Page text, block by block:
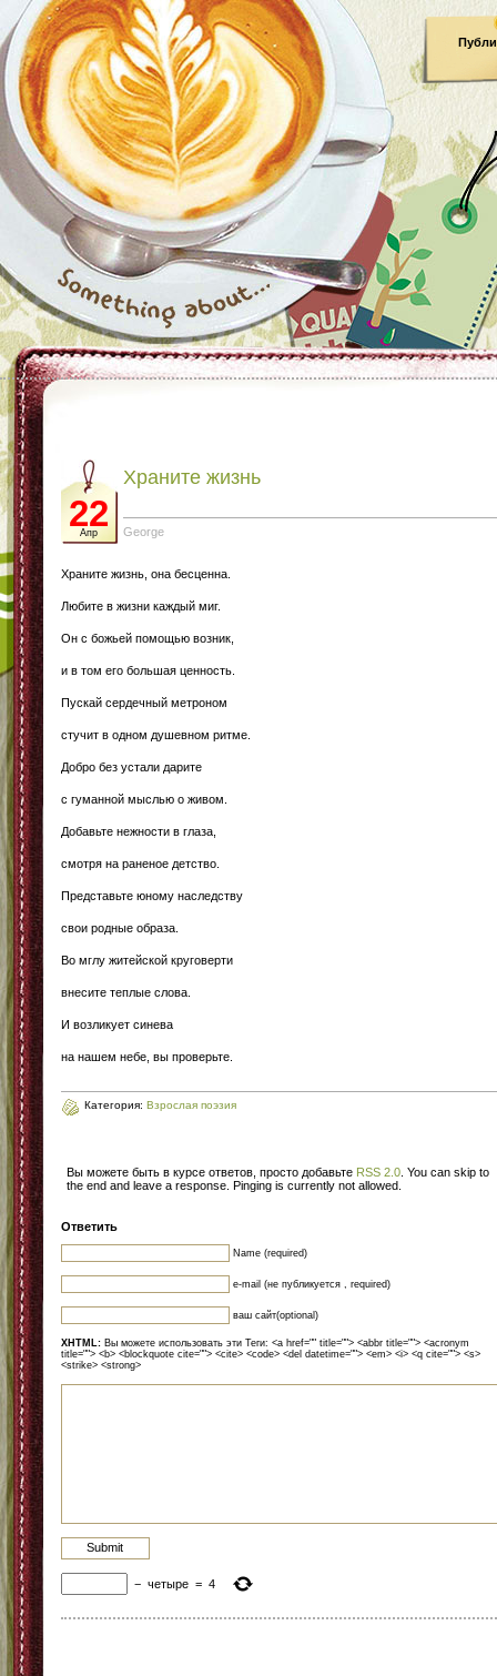
22
Апр
Храните жизнь
George
Храните жизнь, она бесценна.
Любите в жизни каждый миг.
Он с божьей помощью возник,
и в том его большая ценность.
Пускай сердечный метроном
стучит в одном душевном ритме.
Добро без устали дарите
с гуманной мыслью о живом.
Добавьте нежности в глаза,
смотря на раненое детство.
Представьте юному наследству
свои родные образа.
Во мглу житейской круговерти
внесите теплые слова.
И возликует синева
на нашем небе, вы проверьте.
Категория: Взрослая поэзия
Вы можете быть в курсе ответов, просто добавьте RSS 2.0 . You can skip to
the end and leave a response. Pinging is currently not allowed.
Ответить
Name (required)
e-mail (не публикуется , required)
ваш сайт(optional)
XHTML: Вы можете использовать эти Теги: <a href="" title=""> <abbr title=""> <acronym
title=""> <b> <blockquote cite=""> <cite> <code> <del datetime=""> <em> <i> <q cite=""> <s>
<strike> <strong>
− четыре = 4